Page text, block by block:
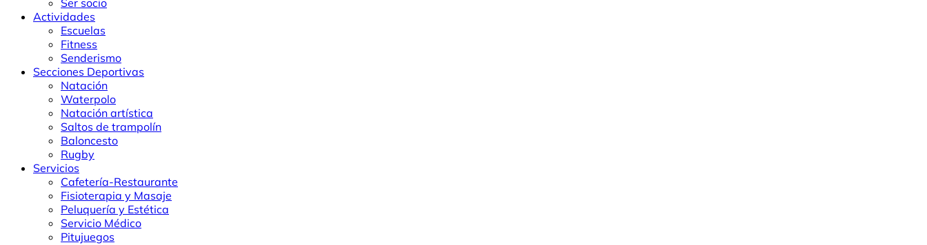
Ser socio
Actividades
Escuelas
Fitness
Senderismo
Secciones Deportivas
Natación
Waterpolo
Natación artística
Saltos de trampolín
Baloncesto
Rugby
Servicios
Cafetería-Restaurante
Fisioterapia y Masaje
Peluquería y Estética
Servicio Médico
Pitujuegos